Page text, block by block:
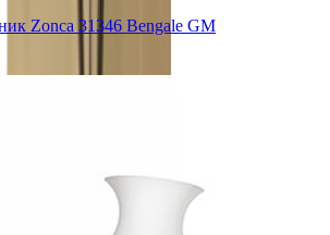
Zonca 31346 Bengale GM